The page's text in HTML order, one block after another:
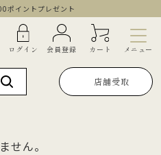
ポイントプレゼント
ログイン 会員登録 カート メニュー
店舗受取
せん。